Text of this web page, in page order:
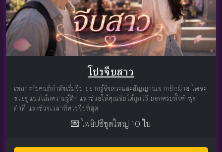
โปรจีบสาว
เหมาะกับคนที่กำลังเริ่มจีบ อยากรู้จังหวะและสัญญาณจากอีกฝ่าย ไพ่จะ
ช่วยดูแนวโน้มความรู้สึก และช่วยให้คุณจีบได้ถูกวิธี บอกครบทั้งคำพูด
ท่าที และช่วงเวลาที่ควรจีบที่สุด
💌 ไพ่ยิปซีชุดใหญ่ 10 ใบ